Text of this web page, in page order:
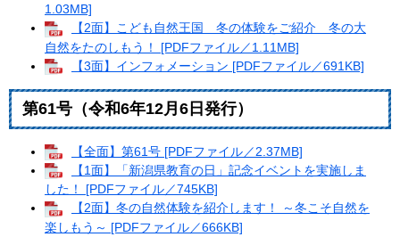
1.03MB]
【2面】こども自然王国 冬の体験をご紹介 冬の大
自然をたのしもう！ [PDFファイル／1.11MB]
【3面】インフォメーション [PDFファイル／691KB]
第61号（令和6年12月6日発行）
【全面】第61号 [PDFファイル／2.37MB]
【1面】「新潟県教育の日」記念イベントを実施しま
した！ [PDFファイル／745KB]
【2面】冬の自然体験を紹介します！ ～冬こそ自然を
楽しもう～ [PDFファイル／666KB]